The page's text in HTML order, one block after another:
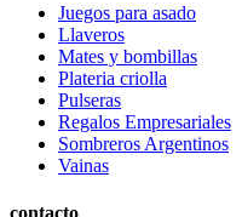
Juegos para asado
Llaveros
Mates y bombillas
Plateria criolla
Pulseras
Regalos Empresariales
Sombreros Argentinos
Vainas
contacto